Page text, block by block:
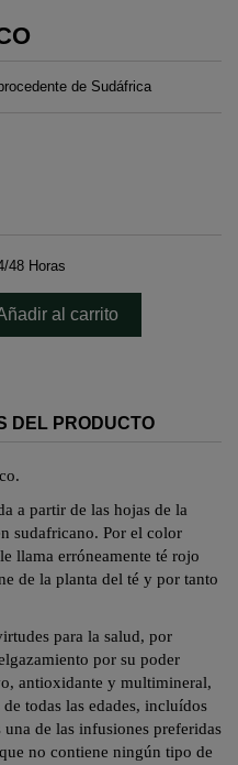
de Sudáfrica
48 Horas
al carrito
DEL PRODUCTO
a partir de las hojas de la
sudafricano. Por el color
llama erróneamente té rojo
de la planta del té y por tanto
para la salud, por
por su poder
antioxidante y multimineral,
todas las edades, incluídos
de las infusiones preferidas
no contiene ningún tipo de